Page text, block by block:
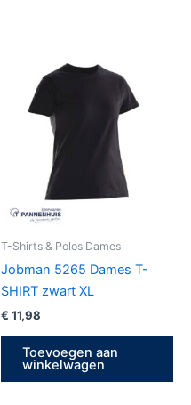
T-Shirts & Polos Dames
Jobman 5265 Dames T-
SHIRT zwart XL
€ 11,98
Toevoegen aan
winkelwagen